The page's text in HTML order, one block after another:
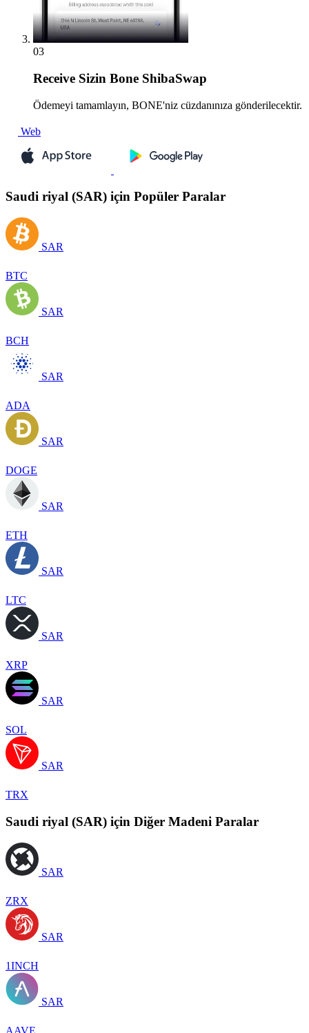
03
Receive Sizin Bone ShibaSwap
Ödemeyi tamamlayın, BONE'niz cüzdanınıza gönderilecektir.
Web
Saudi riyal (SAR) için Popüler Paralar
SAR
BTC
SAR
BCH
SAR
ADA
SAR
DOGE
SAR
ETH
SAR
LTC
SAR
XRP
SAR
SOL
SAR
TRX
Saudi riyal (SAR) için Diğer Madeni Paralar
SAR
ZRX
SAR
1INCH
SAR
AAVE